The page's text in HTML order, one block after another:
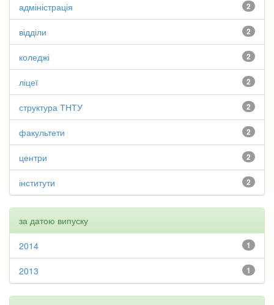
2
адміністрація
2
відділи
2
коледжі
2
ліцеї
2
структура ТНТУ
2
факультети
2
центри
2
інститути
за датою випуску
1
2014
1
2013